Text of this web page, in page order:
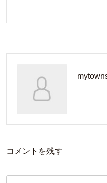
コメントを残す